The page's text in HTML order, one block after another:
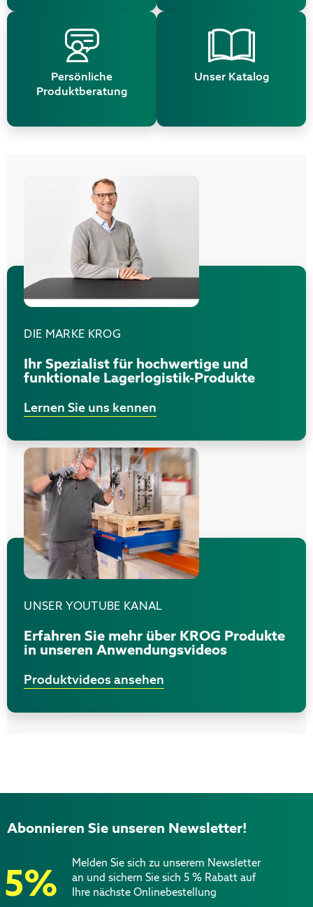
Persönliche
Produktberatung
Unser Katalog
DIE MARKE KROG
Ihr Spezialist für hochwertige und
funktionale Lagerlogistik-Produkte
Lernen Sie uns kennen
UNSER YOUTUBE KANAL
Erfahren Sie mehr über KROG Produkte
in unseren Anwendungsvideos
Produktvideos ansehen
Abonnieren Sie unseren Newsletter!
5%
Melden Sie sich zu unserem Newsletter
an und sichern Sie sich 5 % Rabatt auf
Ihre nächste Onlinebestellung